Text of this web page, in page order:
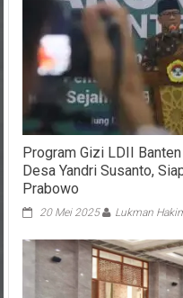
Program Gizi LDII Banten
Desa Yandri Susanto,
Prabowo
20 Mei 2025